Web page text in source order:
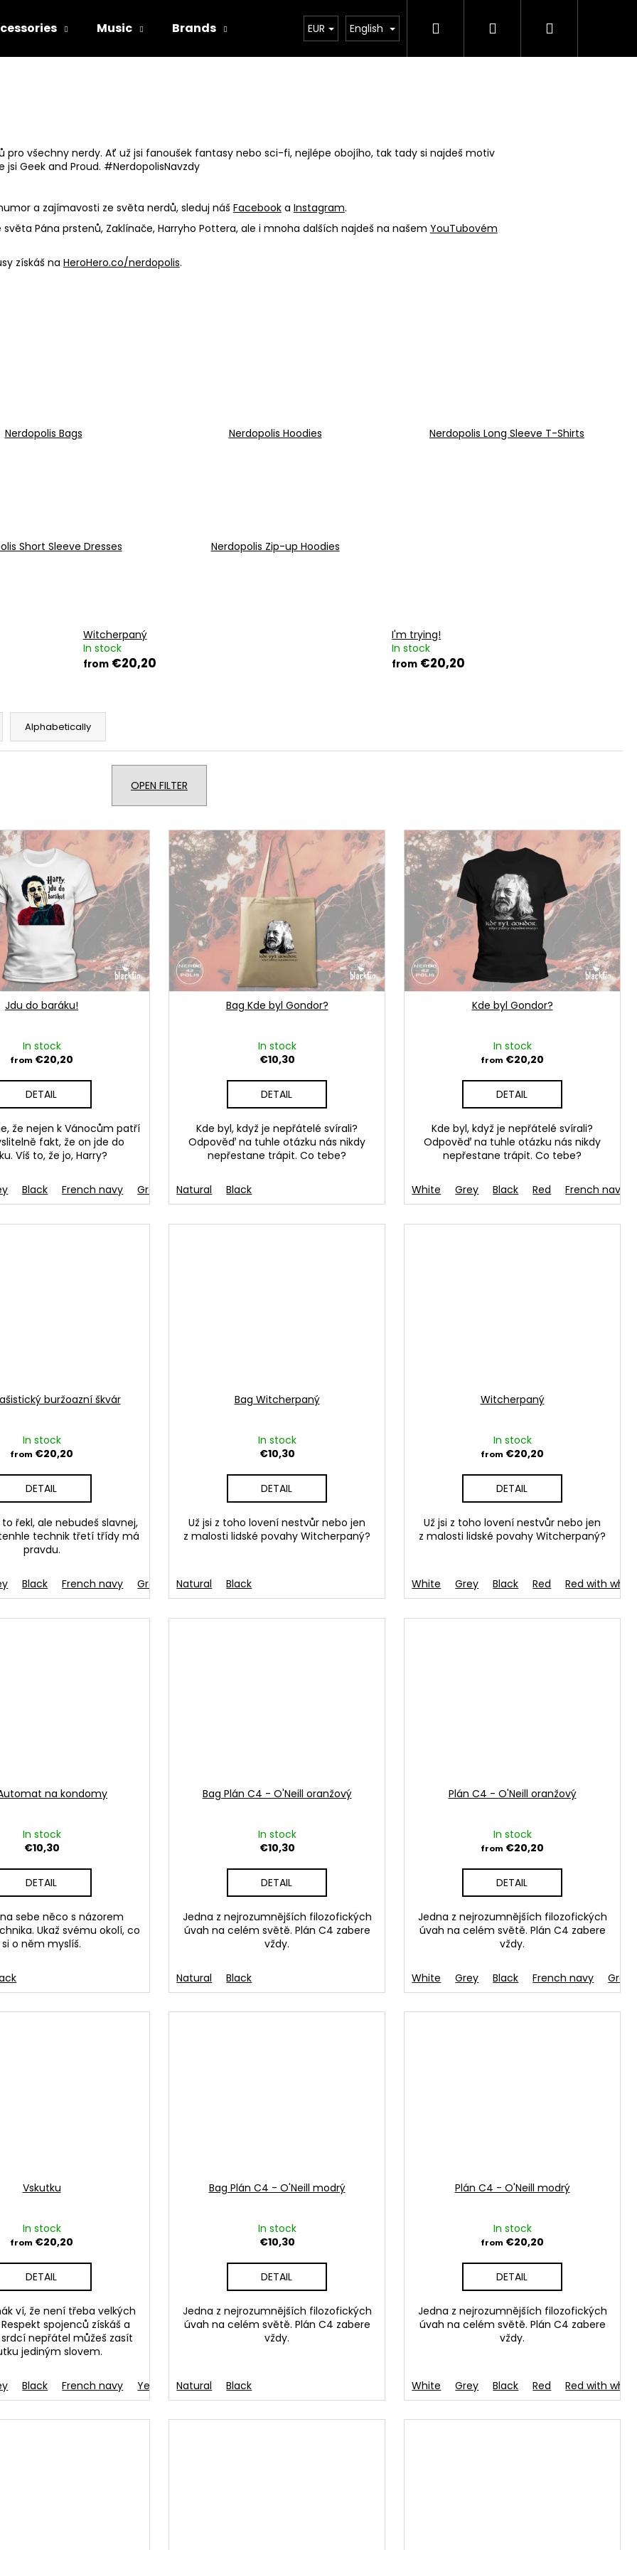
Music Brands Řemesla Contact us
EUR English Search Login Shopping
pro všechny nerdy. Ať už jsi fanoušek fantasy nebo sci-fi, nejlépe obojího, tak tady si najdeš motiv
jsi Geek and Proud. #NerdopolisNavzdy
a zajímavosti ze světa nerdů, sleduj náš Facebooka Instagram.
Pána prstenů, Zaklínače, Harryho Pottera, ale i mnoha dalších najdeš na našem YouTubovém
získáš na HeroHero.co/nerdopolis.
Nerdopolis Bags Nerdopolis Hoodies Nerdopolis Long Sleeve T-Shirts
Short Sleeve Dresses Nerdopolis Zip-up Hoodies
Witcherpaný
In stock
from€20,20
I'm trying!
In stock
from €20,20
Alphabetically
OPEN FILTER
Jdu do baráku!
In stock
from €20,20
DETAIL
že nejen k Vánocům patří
fakt, že on jde do
Víš to, že jo, Harry?
Black French navy Green Aqua blue Light blue Růžová-bílý text Růžová Oranžová
Bag Kde byl Gondor?
In stock
€10,30
DETAIL
Kde byl, když je nepřátelé svírali?
Odpověď na tuhle otázku nás nikdy
nepřestane trápit. Co tebe?
Natural Black
Kde byl Gondor?
In stock
from €20,20
DETAIL
Kde byl, když je nepřátelé svírali?
Odpověď na tuhle otázku nás nikdy
nepřestane trápit. Co tebe?
White Grey Black Red French navy
buržoazní škvár
In stock
from €20,20
DETAIL
řekl, ale nebudeš slavnej,
technik třetí třídy má
pravdu.
Black French navy Green Aqua blue Light blue Růžová-bílý text Růžová Oranžová
Bag Witcherpaný
In stock
€10,30
DETAIL
Už jsi z toho lovení nestvůr nebo jen
z malosti lidské povahy Witcherpaný?
Natural Black
Witcherpaný
In stock
from €20,20
DETAIL
Už jsi z toho lovení nestvůr nebo jen
z malosti lidské povahy Witcherpaný?
White Grey Black Red Red with white
Light blue Růžová-bílý text
na kondomy
In stock
€10,30
DETAIL
sebe něco s názorem
Ukaž svému okolí, co
si o něm myslíš.
Bag Plán C4 - O'Neill oranžový
In stock
€10,30
DETAIL
Jedna z nejrozumnějších filozofických
úvah na celém světě. Plán C4 zabere
vždy.
Natural Black
Plán C4 - O'Neill oranžový
In stock
from €20,20
DETAIL
Jedna z nejrozumnějších filozofických
úvah na celém světě. Plán C4 zabere
vždy.
White Grey Black French navy
Vskutku
In stock
from €20,20
DETAIL
ví, že není třeba velkých
spojenců získáš a
nepřátel můžeš zasít
jediným slovem.
Black French navy Yellow Green Aqua blue Oranžová
Bag Plán C4 - O'Neill modrý
In stock
€10,30
DETAIL
Jedna z nejrozumnějších filozofických
úvah na celém světě. Plán C4 zabere
vždy.
Natural Black
Plán C4 - O'Neill modrý
In stock
from €20,20
DETAIL
Jedna z nejrozumnějších filozofických
úvah na celém světě. Plán C4 zabere
vždy.
White Grey Black Red Red with white